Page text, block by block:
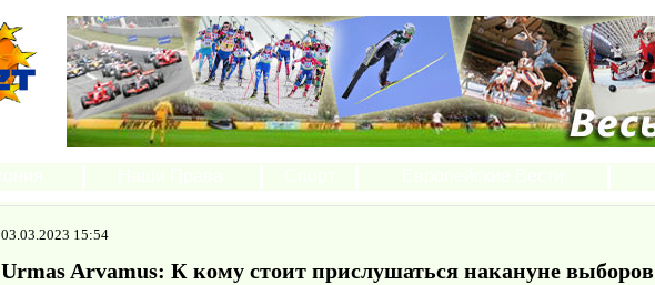
03.03.2023 15:54
Urmas Arvamus: К кому стоит прислушаться накануне выборов